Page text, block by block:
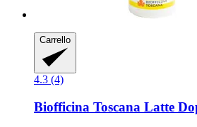
Carrello
4.3 (4)
Biofficina Toscana Latte